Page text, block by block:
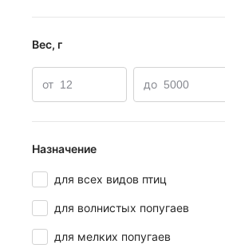
Вес, г
от до
Назначение
для всех видов птиц
для волнистых попугаев
для мелких попугаев